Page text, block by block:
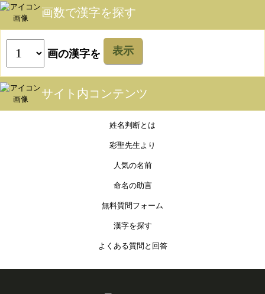
画数で漢字を探す
画の漢字を 表示
サイト内コンテンツ
姓名判断とは
彩聖先生より
人気の名前
命名の助言
無料質問フォーム
漢字を探す
よくある質問と回答